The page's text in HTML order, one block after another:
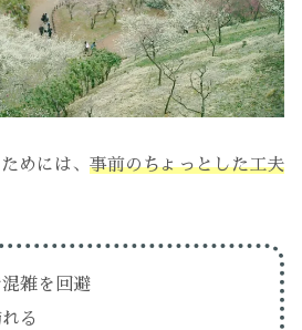
めには、 事前のちょっとした工夫
雑を回避
る